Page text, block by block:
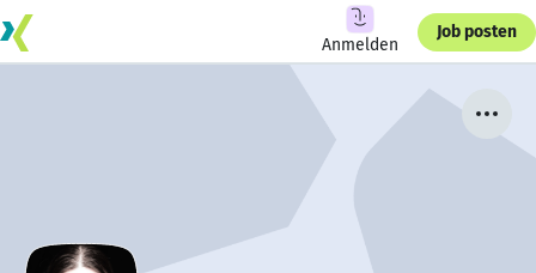
Anmelden
Job posten